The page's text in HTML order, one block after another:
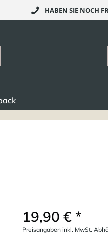
HABEN SIE NOCH
19,90 € *
Preisangaben inkl. MwSt.